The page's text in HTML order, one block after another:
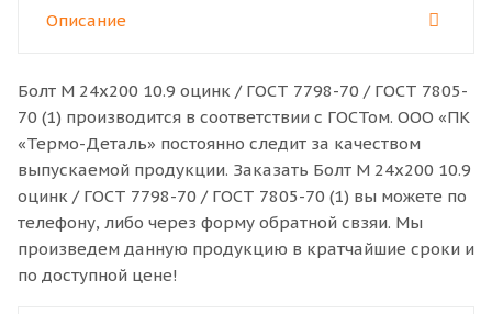
Описание
Болт M 24x200 10.9 оцинк / ГОСТ 7798-70 / ГОСТ 7805-
70 (1) производится в соответствии с ГОСТом. ООО «ПК
«Термо-Деталь» постоянно следит за качеством
выпускаемой продукции. Заказать Болт M 24x200 10.9
оцинк / ГОСТ 7798-70 / ГОСТ 7805-70 (1) вы можете по
телефону, либо через форму обратной свзяи. Мы
произведем данную продукцию в кратчайшие сроки и
по доступной цене!